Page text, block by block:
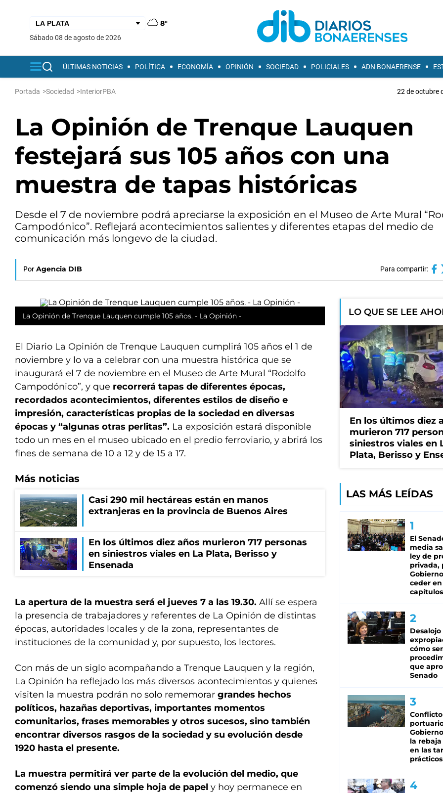
8°
sábado 08 de agosto de 2026
ÚLTIMAS NOTICIAS POLÍTICA ECONOMÍA OPINIÓN SOCIEDAD POLICIALES ADN BONAERENSE
Portada >Sociedad >InteriorPBA 22 de octubre
La Opinión de Trenque Lauquen
festejará sus 105 años con una
muestra de tapas históricas
Desde el 7 de noviembre podrá apreciarse la exposición en el Museo de Arte Mural
Campodónico”. Reflejará acontecimientos salientes y diferentes etapas del medio de
comunicación más longevo de la ciudad.
Por Agencia DIB Para compartir:
La Opinión de Trenque Lauquen cumple 105 años. - La Opinión -
El Diario La Opinión de Trenque Lauquen cumplirá 105 años el 1 de
noviembre y lo va a celebrar con una muestra histórica que se
inaugurará el 7 de noviembre en el Museo de Arte Mural “Rodolfo
Campodónico”, y que recorrerá tapas de diferentes épocas,
recordados acontecimientos, diferentes estilos de diseño e
impresión, características propias de la sociedad en diversas
épocas y “algunas otras perlitas”. La exposición estará disponible
todo un mes en el museo ubicado en el predio ferroviario, y abrirá los
fines de semana de 10 a 12 y de 15 a 17.
Más noticias
Casi 290 mil hectáreas están en manos
extranjeras en la provincia de Buenos Aires
En los últimos diez años murieron 717 personas
en siniestros viales en La Plata, Berisso y
Ensenada
La apertura de la muestra será el jueves 7 a las 19.30. Allí se espera
la presencia de trabajadores y referentes de La Opinión de distintas
épocas, autoridades locales y de la zona, representantes de
instituciones de la comunidad y, por supuesto, los lectores.
Con más de un siglo acompañando a Trenque Lauquen y la región,
La Opinión ha reflejado los más diversos acontecimientos y quienes
visiten la muestra podrán no solo rememorar grandes hechos
políticos, hazañas deportivas, importantes momentos
comunitarios, frases memorables y otros sucesos, sino también
encontrar diversos rasgos de la sociedad y su evolución desde
1920 hasta el presente.
La muestra permitirá ver parte de la evolución del medio, que
comenzó siendo una simple hoja de papel y hoy permanece en
LO QUE SE LEE
En los últimos diez
murieron 717
siniestros viales en
Plata, Berisso y
LAS MÁS LEÍDAS
El
media
ley de
privada,
ceder
capítulos
cómo
que
Senado
Conflicto
la rebaja
en las
prácticos